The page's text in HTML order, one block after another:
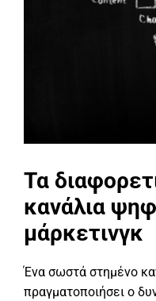
Τα
κανάλια
μάρκετινγκ
Ένα σωστά στημένο
πραγματοποιήσει ο